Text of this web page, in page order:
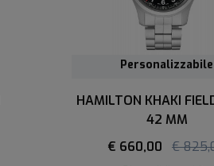
Personalizzabile
HAMILTON KHAKI
42 MM
€ 660,00
€